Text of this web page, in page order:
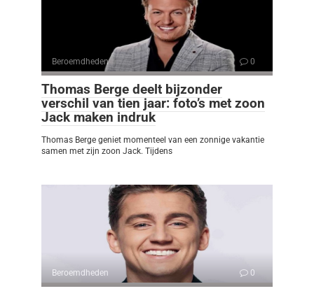
Beroemdheden 0
Thomas Berge deelt bijzonder
verschil van tien jaar: foto’s met zoon
Jack maken indruk
Thomas Berge geniet momenteel van een zonnige vakantie
samen met zijn zoon Jack. Tijdens
Beroemdheden 0